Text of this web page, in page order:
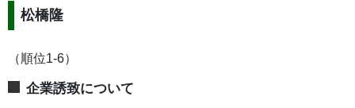
松橋隆
（順位1-6）
企業誘致について